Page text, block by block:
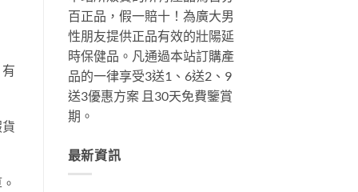
百正品，假一賠十！為廣大男
性朋友提供正品有效的壯陽延
時保健品。凡通過本站訂購產
品的一律享受3送1、6送2、9
送3優惠方案 且30天免費鑒賞
期。
最新資訊